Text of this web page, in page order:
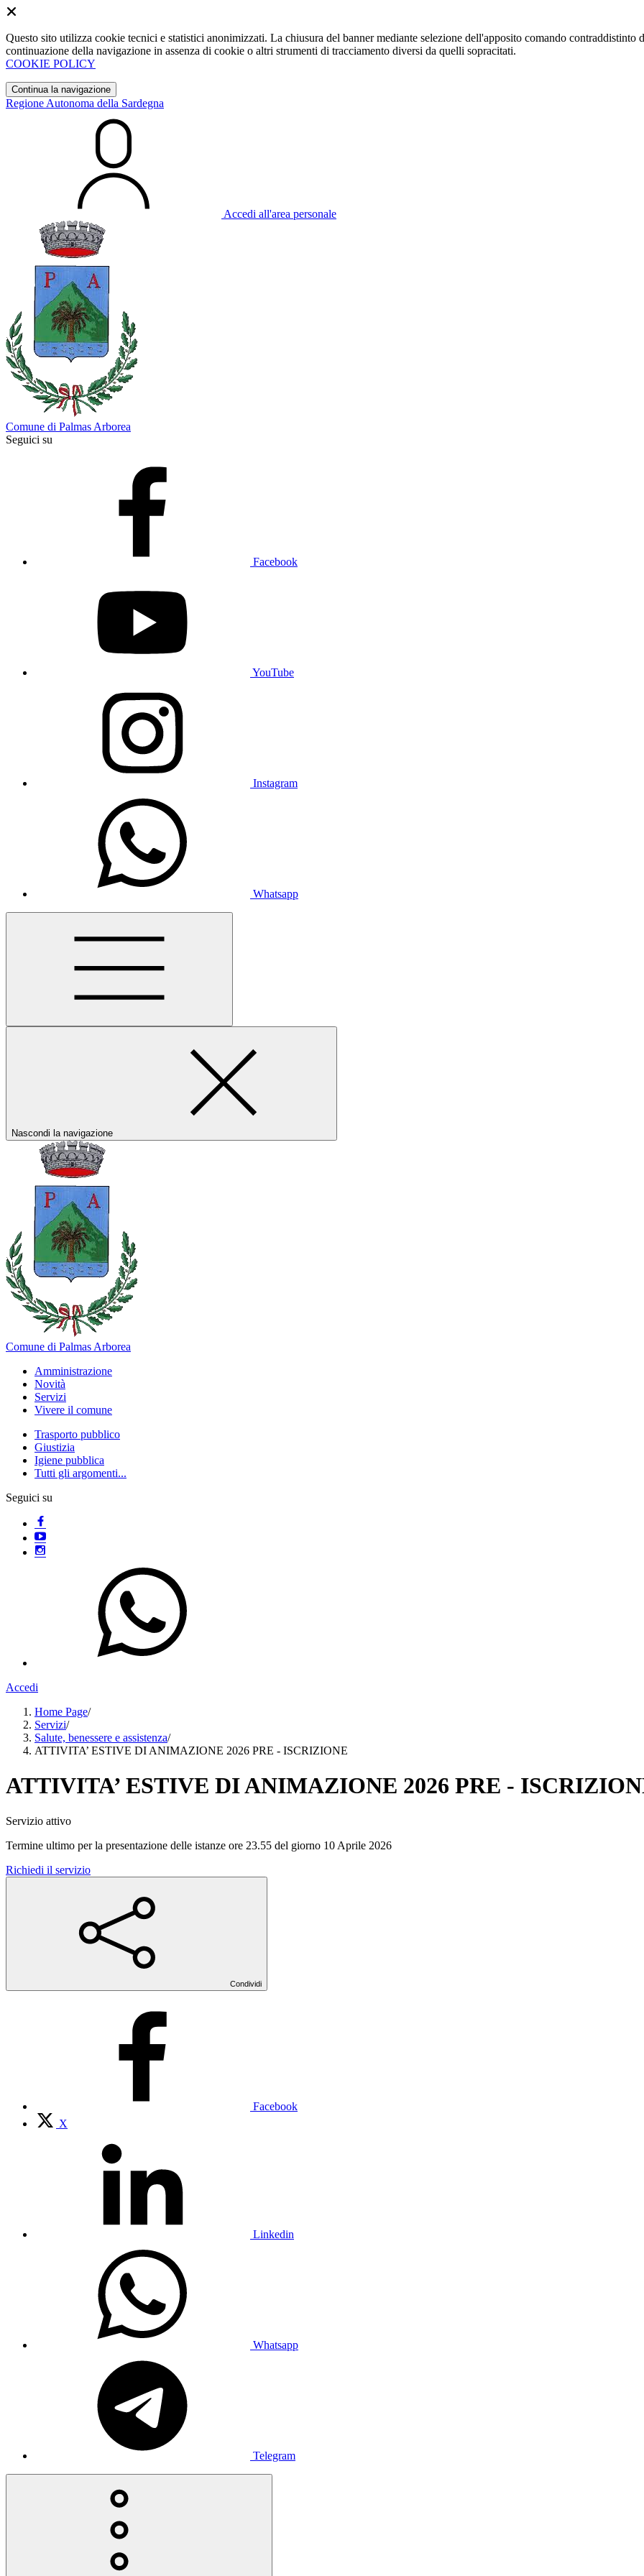
Questo sito utilizza cookie tecnici e statistici anonimizzati. La chiusura del banner mediante selezione dell'apposito comando
continuazione della navigazione in assenza di cookie o altri strumenti di tracciamento diversi da quelli sopracitati.
COOKIE POLICY
Continua la navigazione
Regione Autonoma della Sardegna
Accedi all'area personale
Comune di Palmas Arborea
Seguici su
Facebook
YouTube
Instagram
Whatsapp
Nascondi la navigazione
Comune di Palmas Arborea
Amministrazione
Novità
Servizi
Vivere il comune
Trasporto pubblico
Giustizia
Igiene pubblica
Tutti gli argomenti...
Seguici su
Accedi
Home Page/
Servizi/
Salute, benessere e assistenza/
ATTIVITA’ ESTIVE DI ANIMAZIONE 2026 PRE - ISCRIZIONE
ATTIVITA’ ESTIVE DI ANIMAZIONE 2026 PRE -
Servizio attivo
Termine ultimo per la presentazione delle istanze ore 23.55 del giorno 10 Aprile 2026
Richiedi il servizio
Condividi
Facebook
X
Linkedin
Whatsapp
Telegram